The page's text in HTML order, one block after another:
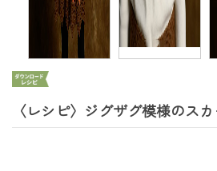
〈レシピ〉ジグザグ模様のス